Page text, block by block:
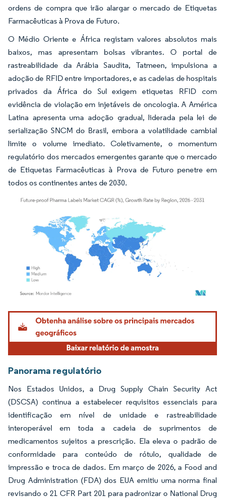
ordens de compra que irão alargar o mercado de Etiquetas
Farmacêuticas à Prova de Futuro.
O Médio Oriente e África registam valores absolutos mais
baixos, mas apresentam bolsas vibrantes. O portal de
rastreabilidade da Arábia Saudita, Tatmeen, impulsiona a
adoção de RFID entre importadores, e as cadeias de hospitais
privados da África do Sul exigem etiquetas RFID com
evidência de violação em injetáveis de oncologia. A América
Latina apresenta uma adoção gradual, liderada pela lei de
serialização SNCM do Brasil, embora a volatilidade cambial
limite o volume imediato. Coletivamente, o momentum
regulatório dos mercados emergentes garante que o mercado
de Etiquetas Farmacêuticas à Prova de Futuro penetre em
todos os continentes antes de 2030.
Imagem © Mordor Intelligence. O reuso requer atribuição conforme CC BY 4.0.
Panorama regulatório
Nos Estados Unidos, a Drug Supply Chain Security Act
(DSCSA) continua a estabelecer requisitos essenciais para
identificação em nível de unidade e rastreabilidade
interoperável em toda a cadeia de suprimentos de
medicamentos sujeitos a prescrição. Ela eleva o padrão de
conformidade para conteúdo de rótulo, qualidade de
impressão e troca de dados. Em março de 2026, a Food and
Drug Administration (FDA) dos EUA emitiu uma norma final
revisando o 21 CFR Part 201 para padronizar o National Drug